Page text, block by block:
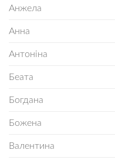
Анжела
Анна
Антоніна
Беата
Богдана
Божена
Валентина